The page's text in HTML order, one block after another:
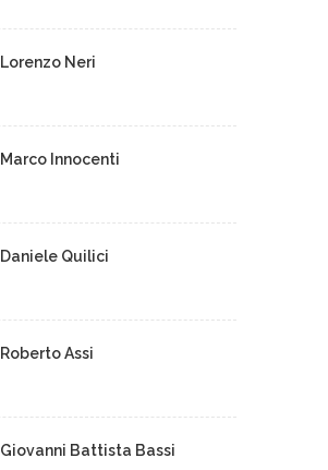
Lorenzo Neri
Marco Innocenti
Daniele Quilici
Roberto Assi
Giovanni Battista Bassi